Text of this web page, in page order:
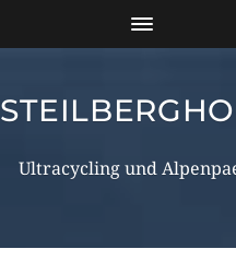
Ultracycling und